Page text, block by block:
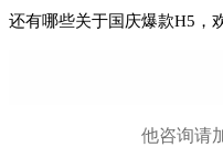
还有哪些关于国庆爆款H5，
他咨询请